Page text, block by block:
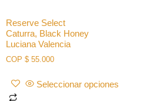
Reserve Select
Caturra, Black Honey
Luciana Valencia
COP $ 55.000
Seleccionar opciones